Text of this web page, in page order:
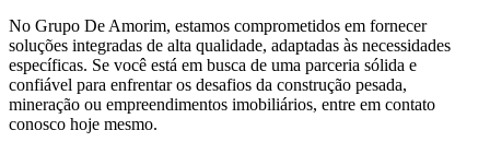
No Grupo De Amorim, estamos comprometidos em fornecer
soluções integradas de alta qualidade, adaptadas às necessidades
específicas. Se você está em busca de uma parceria sólida e
confiável para enfrentar os desafios da construção pesada,
mineração ou empreendimentos imobiliários, entre em contato
conosco hoje mesmo.